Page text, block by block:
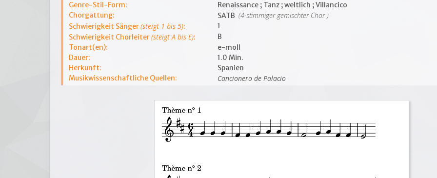
Genre-Stil-Form:
Renaissance ; Tanz ; weltlich ; Villancico
Chorgattung:
SATB (4-stimmiger gemischter Chor )
Schwierigkeit Sänger(steigt 1 bis 5):
1
Schwierigkeit Chorleiter(steigt A bis E):
B
Tonart(en):
e-moll
Dauer:
1.0 Min.
Herkunft:
Spanien
Musikwissenschaftliche Quellen:
Cancionero de Palacio